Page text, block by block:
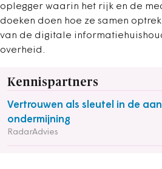
oplegger waarin het rijk en de
doeken doen hoe ze samen
van de digitale
overheid.
Kennispartners
Vertrouwen als sleutel in de
ondermijning
RadarAdvies